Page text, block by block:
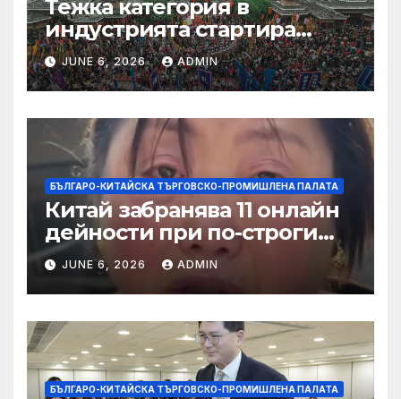
Тежка категория в
индустрията стартира
алианс за космическа
слънчева енергия
JUNE 6, 2026 ADMIN
БЪЛГАРО-КИТАЙСКА ТЪРГОВСКО-ПРОМИШЛЕНА ПАЛАТА
Китай забранява 11 онлайн
дейности при по-строги
правила за ограничаване на
слуховете и
кибернасилниците
JUNE 6, 2026 ADMIN
БЪЛГАРО-КИТАЙСКА ТЪРГОВСКО-ПРОМИШЛЕНА ПАЛАТА